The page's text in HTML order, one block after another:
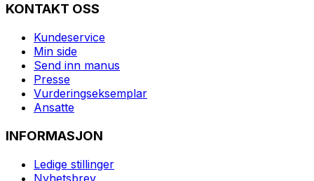
KONTAKT OSS
Kundeservice
Min side
Send inn manus
Presse
Vurderingseksemplar
Ansatte
INFORMASJON
Ledige stillinger
Nyhetsbrev